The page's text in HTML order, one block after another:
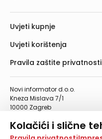
Kolačići i slične
Novi informator d.o.o.
Kneza Mislava 7/1
10000 Zagreb
Telefaks: 01/4612-553
info@informator.hr
Uvjeti kupnje
Uvjeti korištenja
Pravila zaštite privatnosti